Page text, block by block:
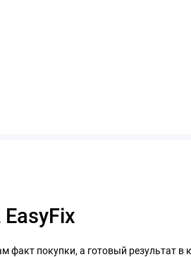
факт покупки, а готовый результат